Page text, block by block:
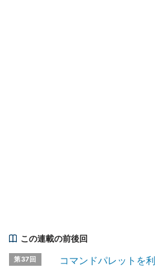
この連載の前後回
第37回 コマンドパレットを